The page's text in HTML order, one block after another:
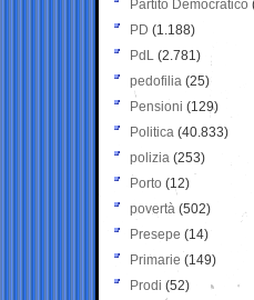
Partito Democratico
PD (1.188)
PdL (2.781)
pedofilia (25)
Pensioni (129)
Politica (40.833)
polizia (253)
Porto (12)
povertà (502)
Presepe (14)
Primarie (149)
Prodi (52)